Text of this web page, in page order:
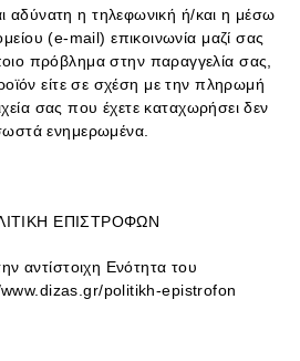
αδύνατη η τηλεφωνική ή/και η μέσω
(e-mail) επικοινωνία μαζί σας
πρόβλημα στην παραγγελία σας,
είτε σε σχέση με την πληρωμή
σας που έχετε καταχωρήσει δεν
ενημερωμένα.
ΕΠΙΣΤΡΟΦΩΝ
αντίστοιχη Ενότητα του
politikh-epistrofon